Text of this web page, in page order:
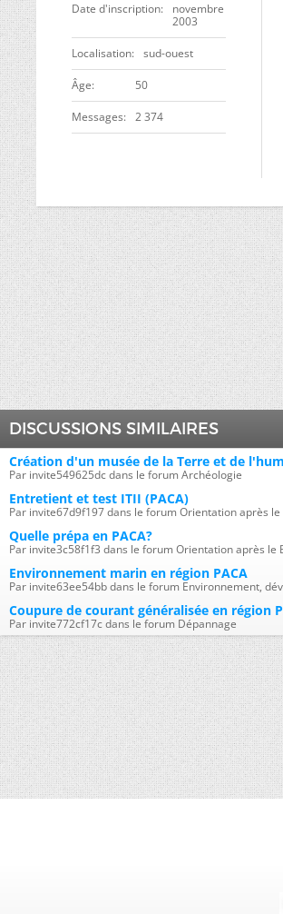
Date d'inscription
novembre
2003
Localisation sud-ouest
ge 50
Messages 2 374
DISCUSSIONS SIMILAIRES
Création d'un musée de la Terre et de
Par invite549625dc dans le forum Archéologie
Entretient et test ITII (PACA)
Par invite67d9f197 dans le forum Orientation après le
Quelle prépa en PACA?
Par invite3c58f1f3 dans le forum Orientation après le
Environnement marin en région PACA
Par invite63ee54bb dans le forum Environnement,
Coupure de courant généralisée en région
Par invite772cf17c dans le forum Dépannage